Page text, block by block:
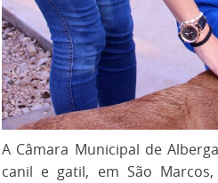
A Câmara Municipal de
canil e gatil, em São